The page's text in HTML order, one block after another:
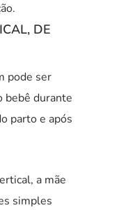
DE
pode ser
bebê durante
parto e após
a mãe
simples